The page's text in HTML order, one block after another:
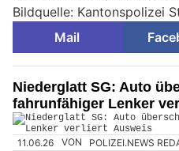
Bildquelle: Kantonspolizei
Mail
Niederglatt SG: Auto
fahrunfähiger Lenker
11.06.26 VON POLIZEI.NEWS